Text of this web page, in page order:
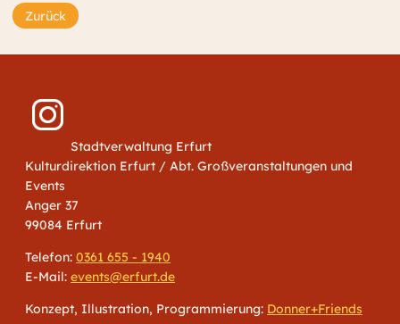
Zurück
Stadtverwaltung Erfurt
Kulturdirektion Erfurt / Abt. Großveranstaltungen und
Events
Anger 37
99084 Erfurt
Telefon: 0361 655 - 1940
E-Mail: events@erfurt.de
Konzept, Illustration, Programmierung: Donner+Friends